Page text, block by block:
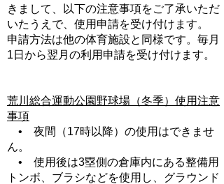
きまして、以下の注意事項をご了承いただ
いたうえで、使用申請を受け付けます。
申請方法は他の体育施設と同様です。毎月
1日から翌月の利用申請を受け付けます。
荒川総合運動公園野球場（冬季）使用注意
事項
• 夜間（17時以降）の使用はできませ
ん。
• 使用後は3塁側の倉庫内にある整備用
トンボ、ブラシなどを使用し、グラウンド